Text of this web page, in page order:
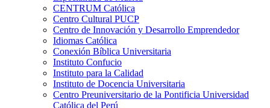
CENTRUM Católica
Centro Cultural PUCP
Centro de Innovación y Desarrollo Emprendedor
Idiomas Católica
Conexión Bíblica Universitaria
Instituto Confucio
Instituto para la Calidad
Instituto de Docencia Universitaria
Centro Preuniversitario de la Pontificia Universidad
Católica del Perú